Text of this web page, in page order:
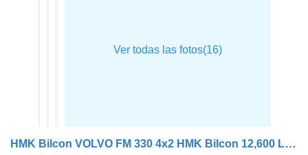
HMK Bilcon VOLVO FM 330 4x2 HMK Bilcon 12,600 L ADR Tanktruck